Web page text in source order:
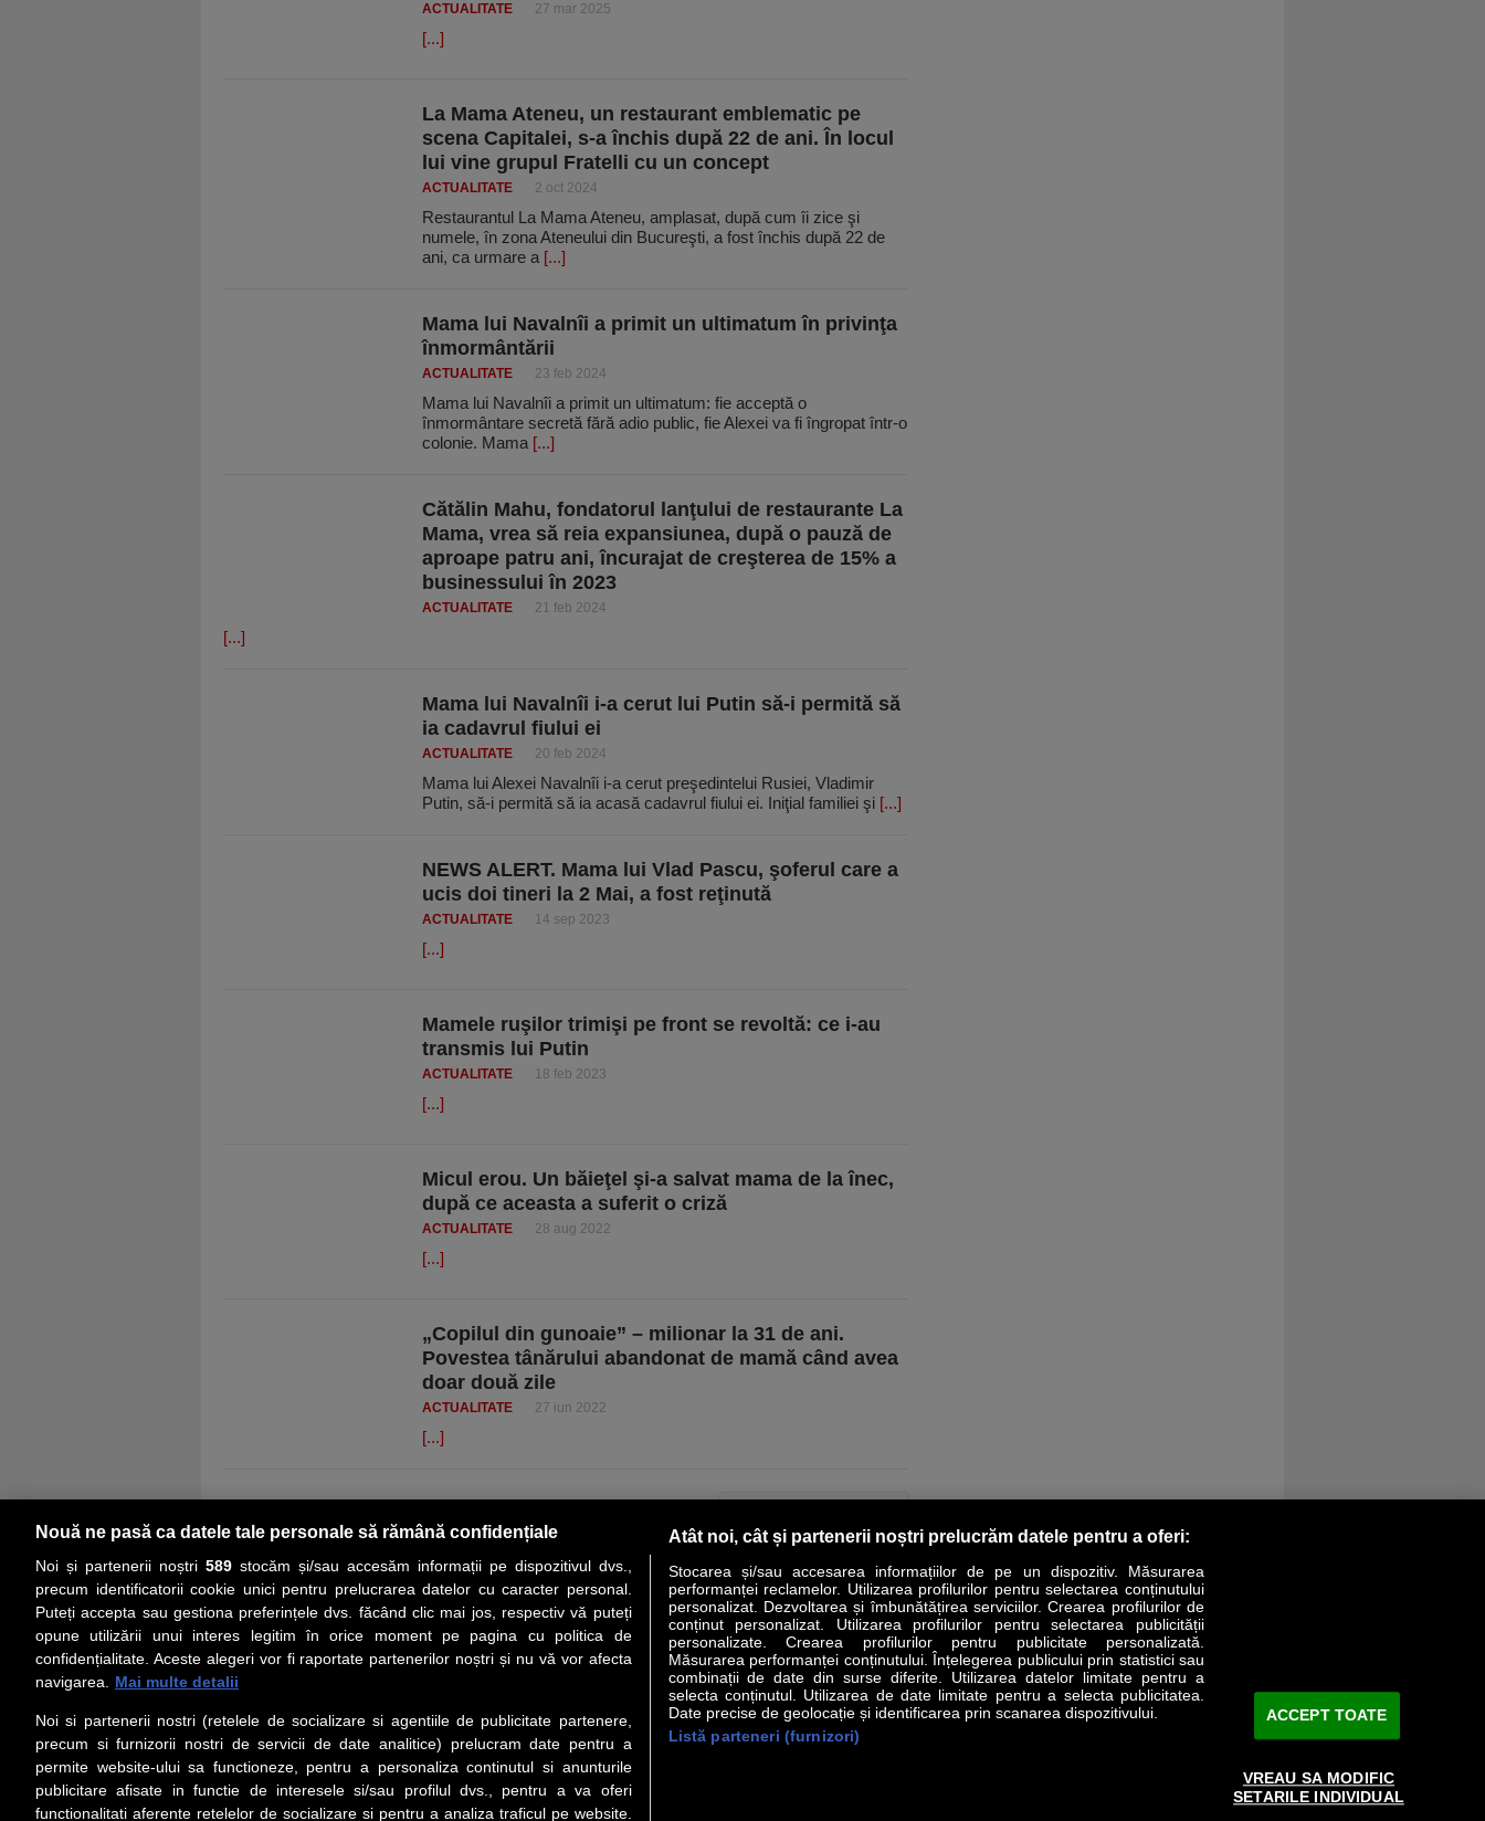
ACTUALITATE 27 mar 2025
[...]
La Mama Ateneu, un restaurant emblematic pe
scena Capitalei, s-a închis după 22 de ani. În locul
lui vine grupul Fratelli cu un concept
ACTUALITATE 2 oct 2024
Restaurantul La Mama Ateneu, amplasat, după cum îi zice şi
numele, în zona Ateneului din Bucureşti, a fost închis după 22 de
ani, ca urmare a [...]
Mama lui Navalnîi a primit un ultimatum în privinţa
înmormântării
ACTUALITATE 23 feb 2024
Mama lui Navalnîi a primit un ultimatum: fie acceptă o
înmormântare secretă fără adio public, fie Alexei va fi îngropat într-o
colonie. Mama [...]
Cătălin Mahu, fondatorul lanţului de restaurante La
Mama, vrea să reia expansiunea, după o pauză de
aproape patru ani, încurajat de creşterea de 15% a
businessului în 2023
ACTUALITATE 21 feb 2024
[...]
Mama lui Navalnîi i-a cerut lui Putin să-i permită să
ia cadavrul fiului ei
ACTUALITATE 20 feb 2024
Mama lui Alexei Navalnîi i-a cerut preşedintelui Rusiei, Vladimir
Putin, să-i permită să ia acasă cadavrul fiului ei. Iniţial familiei şi [...]
NEWS ALERT. Mama lui Vlad Pascu, şoferul care a
ucis doi tineri la 2 Mai, a fost reţinută
ACTUALITATE 14 sep 2023
[...]
Mamele ruşilor trimişi pe front se revoltă: ce i-au
transmis lui Putin
ACTUALITATE 18 feb 2023
[...]
Micul erou. Un băieţel şi-a salvat mama de la înec,
după ce aceasta a suferit o criză
ACTUALITATE 28 aug 2022
[...]
„Copilul din gunoaie” – milionar la 31 de ani.
Povestea tânărului abandonat de mamă când avea
doar două zile
ACTUALITATE 27 iun 2022
[...]
PRIMA PAGINĂ COVER STORY LIDERI ANALIZE HI-TECH MEET THE CEO LIFESTYLE SPECIAL OPINII
Social
Urmareste-ne pe Facebook
iarul Financiar
Despre Noi
Contact Redactie
Contact Marketing
Politica de confidentialitate
Termeni si conditii
About cookies
Servicii Revista Business Magazin
Nouă ne pasă ca datele tale personale să rămână confidențiale
Noi și partenerii noștri 589stocăm și/sau accesăm informații pe dispozitivul dvs.,
precum identificatorii cookie unici pentru prelucrarea datelor cu caracter personal.
Puteți accepta sau gestiona preferințele dvs. făcând clic mai jos, respectiv vă puteți
opune utilizării unui interes legitim în orice moment pe pagina cu politica de
confidențialitate. Aceste alegeri vor fi raportate partenerilor noștri și nu vă vor afecta
navigarea.
Mai multe detalii
Noi si partenerii nostri (retelele de socializare si agentiile de publicitate partenere,
precum si furnizorii nostri de servicii de date analitice) prelucram date pentru a
permite website-ului sa functioneze, pentru a personaliza continutul si anunturile
publicitare afisate in functie de interesele si/sau profilul dvs., pentru a va oferi
functionalitati aferente retelelor de socializare si pentru a analiza traficul pe website.
Atât noi, cât și partenerii noștri prelucrăm datele pentru a oferi:
Stocarea și/sau accesarea informațiilor de pe un dispozitiv. Măsurarea
performanței reclamelor. Utilizarea profilurilor pentru selectarea conținutului
personalizat. Dezvoltarea și îmbunătățirea serviciilor. Crearea profilurilor de
conținut personalizat. Utilizarea profilurilor pentru selectarea publicității
personalizate. Crearea profilurilor pentru publicitate personalizată.
Măsurarea performanței conținutului. Înțelegerea publicului prin statistici sau
combinații de date din surse diferite. Utilizarea datelor limitate pentru a
selecta conținutul. Utilizarea de date limitate pentru a selecta publicitatea.
Date precise de geolocație și identificarea prin scanarea dispozitivului.
Listă parteneri (furnizori)
ACCEPT TOATE
VREAU SA MODIFIC
SETARILE INDIVIDUAL